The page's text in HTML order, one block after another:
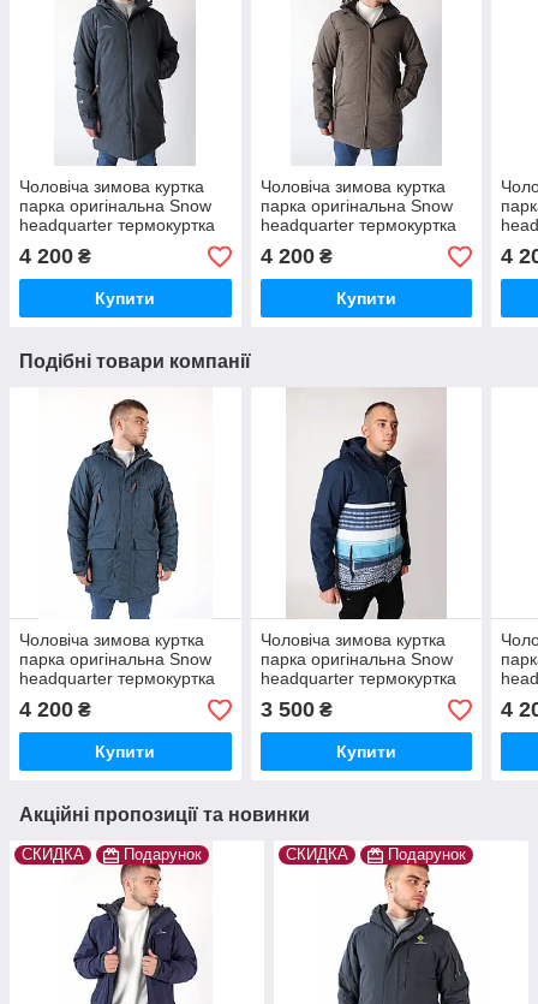
Чоловіча зимова куртка
парка оригінальна Snow
headquarter термокуртка
гірськолижна
4 200 ₴
Купити
Чоловіча зимова куртка
парка оригінальна Snow
headquarter термокуртка
гірськолижна тепла на
зиму
4 200₴
Купити
зиму
4
Подібні товари компанії
Чоловіча зимова куртка
парка оригінальна Snow
headquarter термокуртка
зиму
4 200 ₴
Купити
Чоловіча зимова куртка
парка оригінальна Snow
headquarter термокуртка
3 500₴
Купити
зиму
4
Акційні пропозиції та новинки
СКИДКА Подарунок СКИДКА Подарунок